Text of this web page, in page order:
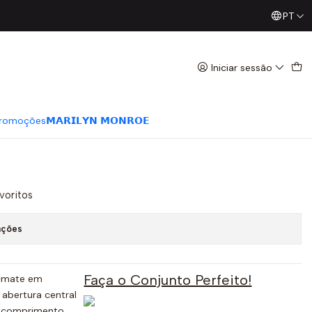
Iniciar sessão
𝗠𝗔𝗥𝗜𝗟𝗬𝗡 𝗠𝗢𝗡𝗥𝗢𝗘
Já conhece os nossos Diretos? Todas as Segundas /PT
em
central
Faça o Conjunto Perfeito!